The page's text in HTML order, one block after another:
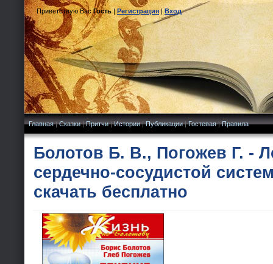
Приветствую Вас Гость|Регистрация|Вход
Главная|Сказки|Притчи|Истории|Публикации|Гостевая|Правила
Болотов Б. В., Погожев Г. -
сердечно-сосудистой
скачать бесплатно